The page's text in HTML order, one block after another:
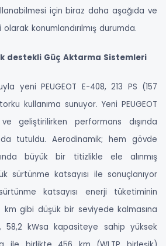
için biraz daha aşağıda ve
konumlandırılmış durumda.
destekli Güç Aktarma Sistemleri
yeni PEUGEOT E-408, 213 PS (157
kullanıma sunuyor. Yeni PEUGEOT
geliştirilirken performans dışında
tutuldu. Aerodinamik; hem gövde
büyük bir titizlikle ele alınmış
sürtünme katsayısı ile sonuçlanıyor
katsayısı enerji tüketiminin
km gibi düşük bir seviyede kalmasına
58,2 kWsa kapasiteye sahip yüksek